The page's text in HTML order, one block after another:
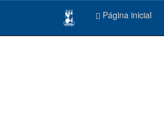
Página inicial